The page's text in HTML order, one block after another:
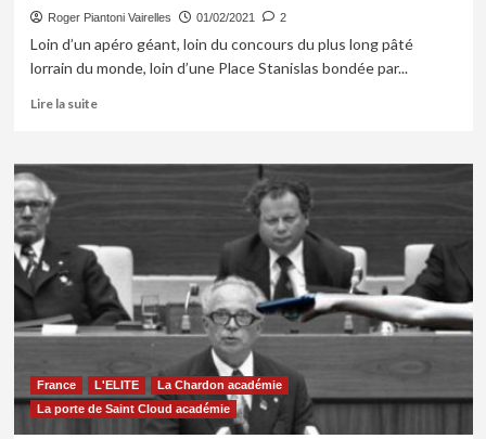
la
saison.
Roger Piantoni Vairelles 01/02/2021 2
Loin d’un apéro géant, loin du concours du plus long pâté
lorrain du monde, loin d’une Place Stanislas bondée par...
Lire la suiteEn
sur
FC
(1-
1)
:
la
Cran
ne
France L'ELITE
La Chardon académie
La porte de Saint Cloud académie